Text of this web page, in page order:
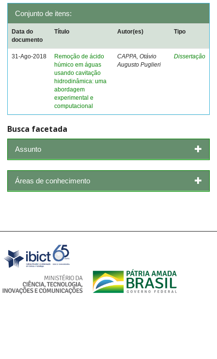
Conjunto de itens:
Data do
documento
Título Autor(es) Tipo
31-Ago-2018
Remoção de ácido
húmico em águas
usando cavitação
hidrodinâmica: uma
abordagem
experimental e
computacional
CAPPA, Otávio
Augusto Puglieri
Dissertação
Busca facetada
Assunto
Áreas de conhecimento